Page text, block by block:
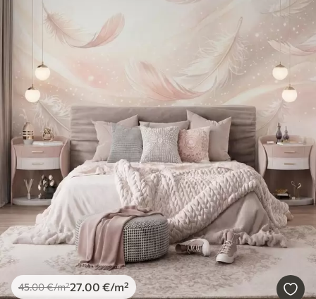
45.00€/m²27 .00 €/m²